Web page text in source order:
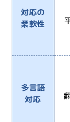
対応の
柔軟性
多言語
対応